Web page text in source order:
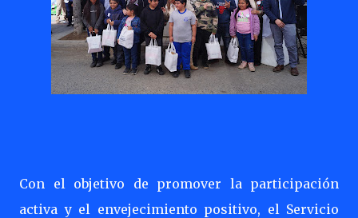
Con el objetivo de promover la participación
activa y el envejecimiento positivo, el Servicio